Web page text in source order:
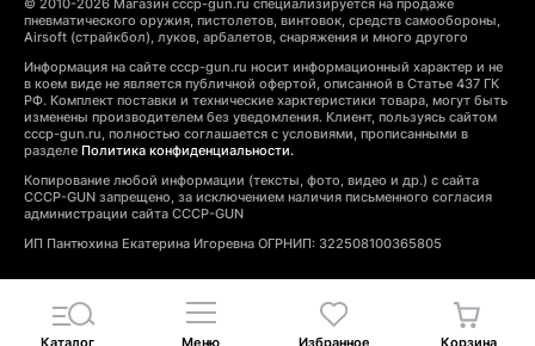
© 2010-2026 Магазин cccp-gun.ru специализируется на продаже
пневматического оружия, пистолетов, винтовок, средств самообороны,
Airsoft (страйкбол), луков, арбалетов, снаряжения и много другого
Информация на сайте cccp-gun.ru носит информационный характер и не
в коем виде не является публичной офертой, описанной в Статье 437 ГК
РФ. Комплект поставки и технические харктеристики товара, могут быть
изменены производителем без уведомления. Клиент, пользуясь сайтом
cccp-gun.ru, полностью соглашается с условиями, прописанными в
разделе Политика конфиденциальности.
Копирование любой информации (тексты, фото, видео и др.) с сайта
CCCP-GUN запрещено, за исключением наличия письменного согласия
администрации сайта CCCP-GUN
ИП Пантюхина Екатерина Игоревна ОГРНИП: 322508100365805
Каталог Меню Избранное Корзина